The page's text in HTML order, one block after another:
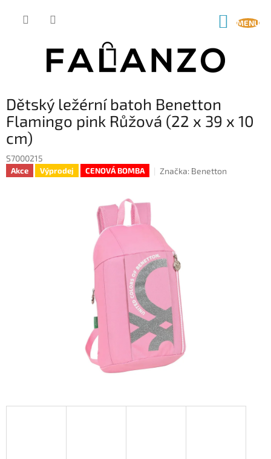
Dětský ležérní batoh Benetton
Flamingo pink Růžová (22 x 39 x 10
cm)
S7000215
Akce Výprodej CENOVÁ BOMBA Značka: Benetton